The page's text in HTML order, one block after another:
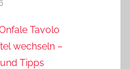
Tavolo
wechseln –
Tipps